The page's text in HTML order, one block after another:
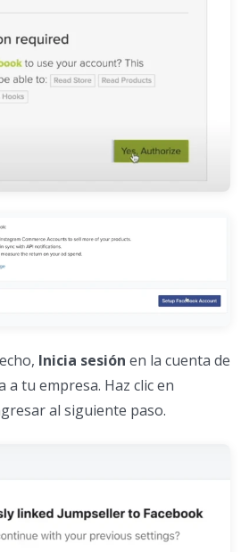
Inicia sesión en la cuenta de
a tu empresa. Haz clic en
al siguiente paso.